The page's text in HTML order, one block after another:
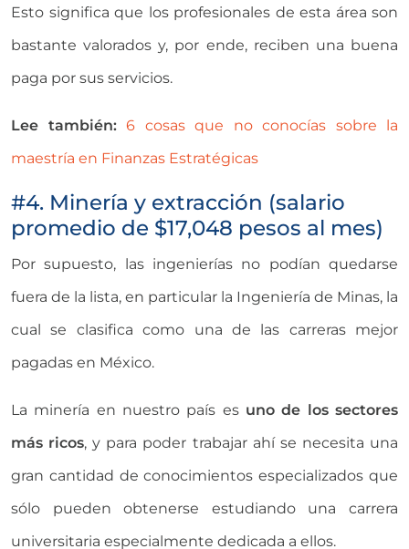
Esto significa que los profesionales de esta área son
bastante valorados y, por ende, reciben una buena
paga por sus servicios.
Lee también: 6 cosas que no conocías sobre la
maestría en Finanzas Estratégicas
#4. Minería y extracción (salario
promedio de $17,048 pesos al mes)
Por supuesto, las ingenierías no podían quedarse
fuera de la lista, en particular la Ingeniería de Minas, la
cual se clasifica como una de las carreras mejor
pagadas en México.
La minería en nuestro país es uno de los sectores
más ricos, y para poder trabajar ahí se necesita una
gran cantidad de conocimientos especializados que
sólo pueden obtenerse estudiando una carrera
universitaria especialmente dedicada a ellos.